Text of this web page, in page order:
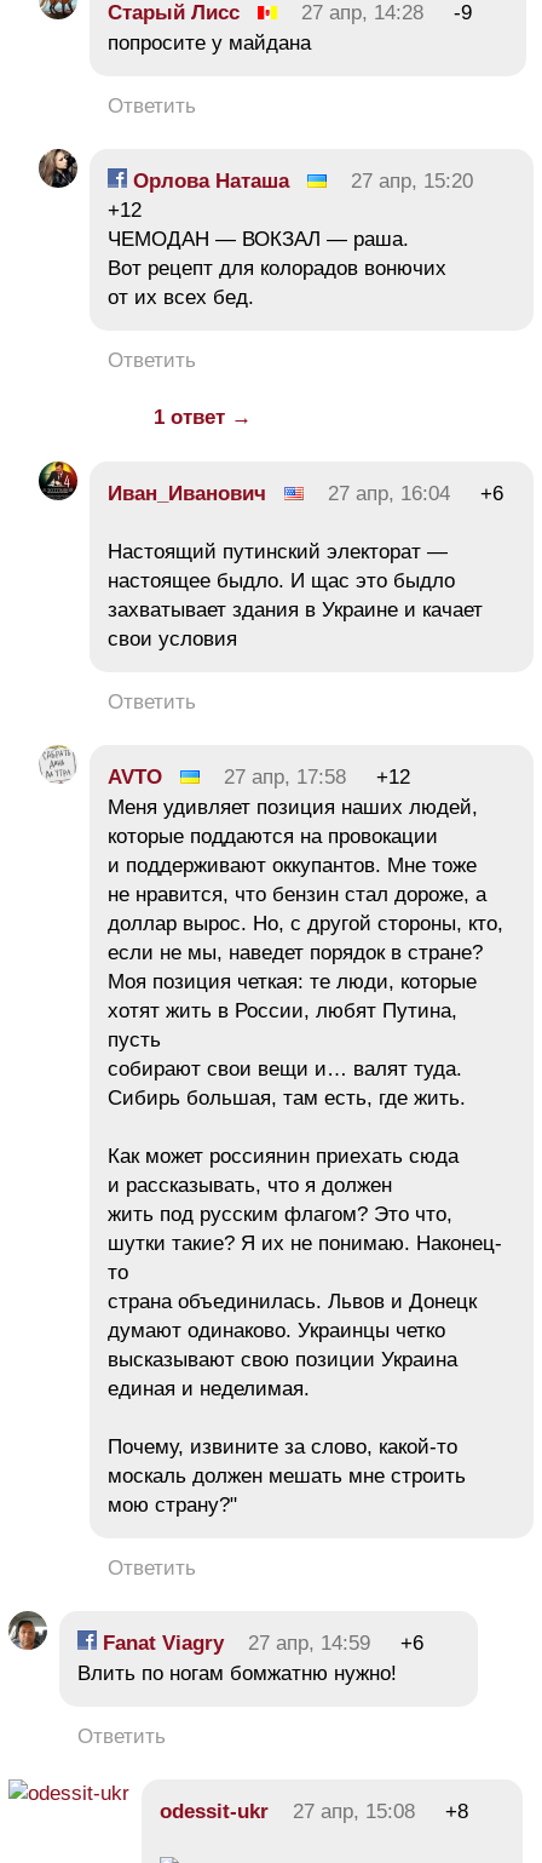
Старый Лисс 27 апр, 14:28
-9
попросите у майдана
Ответить
Орлова Наташа
27 апр, 15:20
+12
ЧЕМОДАН — ВОКЗАЛ — раша.
Вот рецепт для колорадов вонючих
от их всех бед.
Ответить
1 ответ →
Иван_Иванович 27 апр, 16:04 +6
Настоящий путинский электорат —
настоящее быдло. И щас это быдло
захватывает здания в Украине и качает
свои условия
Ответить
AVTO 27 апр, 17:58
+12
Меня удивляет позиция наших людей,
которые поддаются на провокации
и поддерживают оккупантов. Мне тоже
не нравится, что бензин стал дороже, а
доллар вырос. Но, с другой стороны, кто,
если не мы, наведет порядок в стране?
Моя позиция четкая: те люди, которые
хотят жить в России, любят Путина,
пусть
собирают свои вещи и… валят туда.
Сибирь большая, там есть, где жить.
Как может россиянин приехать сюда
и рассказывать, что я должен
жить под русским флагом? Это что,
шутки такие? Я их не понимаю. Наконец-
то
страна объединилась. Львов и Донецк
думают одинаково. Украинцы четко
высказывают свою позиции Украина
единая и неделимая.
Почему, извините за слово, какой-то
москаль должен мешать мне строить
мою страну?"
Ответить
Fanat Viagry 27 апр, 14:59
+6
Влить по ногам бомжатню нужно!
Ответить
odessit-ukr 27 апр, 15:08 +8